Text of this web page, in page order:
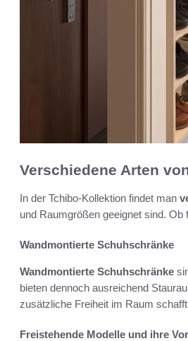
Verschiedene Arten
In der Tchibo-Kollektion findet man
und Raumgrößen geeignet sind. Ob
Wandmontierte Schuhschränke
Wandmontierte Schuhschränke
bieten dennoch ausreichend
zusätzliche Freiheit im Raum
Freistehende Modelle und ihre